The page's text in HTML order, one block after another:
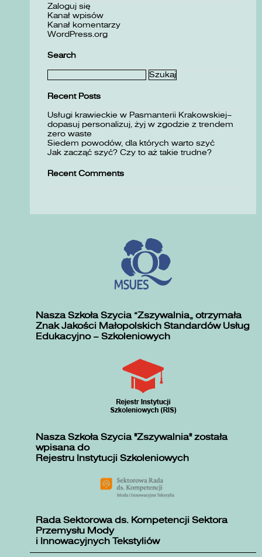
Zaloguj się
Kanał wpisów
Kanał komentarzy
WordPress.org
Search
Szukaj:
Recent Posts
Usługi krawieckie w Pasmanterii Krakowskiej–
dopasuj personalizuj, żyj w zgodzie z trendem
zero waste
Siedem powodów, dla których warto szyć
Jak zacząć szyć? Czy to aż takie trudne?
Recent Comments
Nasza Szkoła Szycia „Zszywalnia” otrzymała
Znak Jakości Małopolskich Standardów Usług
Edukacyjno – Szkoleniowych
Nasza Szkoła Szycia "Zszywalnia" została
wpisana do
Rejestru Instytucji Szkoleniowych
Rada Sektorowa ds. Kompetencji Sektora
Przemysłu Mody
i Innowacyjnych Tekstyliów